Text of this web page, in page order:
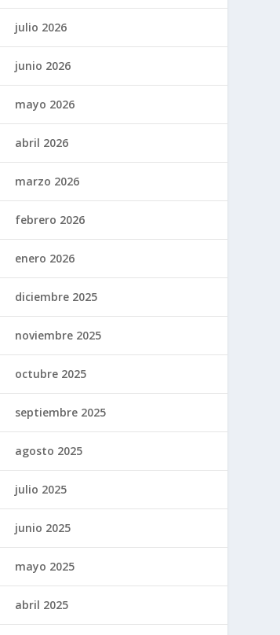
julio 2026
junio 2026
mayo 2026
abril 2026
marzo 2026
febrero 2026
enero 2026
diciembre 2025
noviembre 2025
octubre 2025
septiembre 2025
agosto 2025
julio 2025
junio 2025
mayo 2025
abril 2025